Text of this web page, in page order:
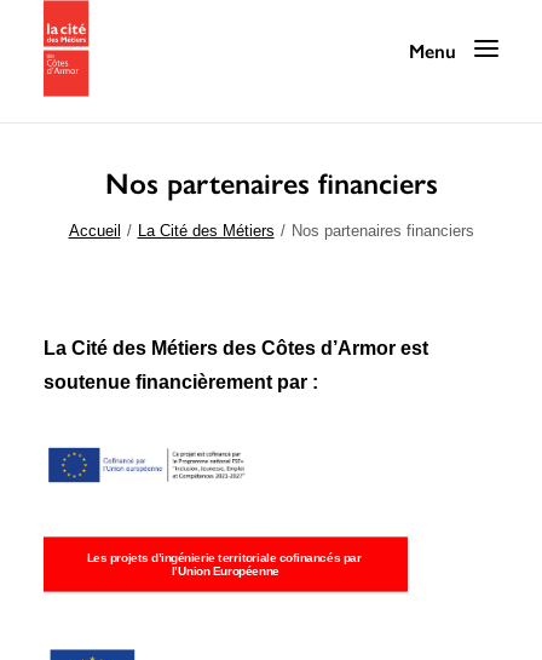
Programmation
Nos services
Nos ressources
Infos pratiques / Contact
Recherche
Nos partenaires financiers
Accueil La Cité des Métiers Nos partenaires financiers
La Cité des Métiers des Côtes d’Armor est
soutenue financièrement par :
Les projets d’ingénierie territoriale cofinancés par
l’Union Européenne